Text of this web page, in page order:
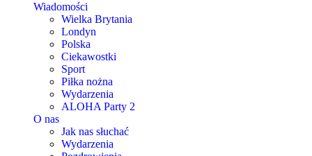
Wiadomości
Wielka Brytania
Londyn
Polska
Ciekawostki
Sport
Piłka nożna
Wydarzenia
ALOHA Party 2
O nas
Jak nas słuchać
Wydarzenia